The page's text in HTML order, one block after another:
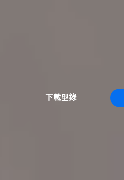
下載型錄